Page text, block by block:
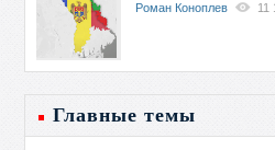
Роман Коноплев 11
Главные темы